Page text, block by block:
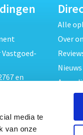
media te
van onze
Vastgoed-
en
Alle
Over
Nieuws